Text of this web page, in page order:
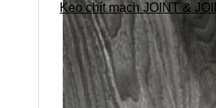
Keo chít mạch JOINT &